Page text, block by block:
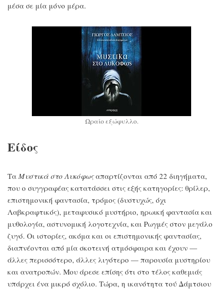
μέσα σε μία μόνο μέρα.
Ωραίο εξώφυλλο.
Είδος
Τα Μυστικά στο Λυκόφωςαπαρτίζονται από 22 διηγήματα,
που ο συγγραφέας κατατάσσει στις εξής κατηγορίες: θρίλερ,
επιστημονική φαντασία, τρόμος (δυστυχώς, όχι
Λαβκραφτικός), μεταφυσικό μυστήριο, ηρωική φαντασία και
μυθολογία, αστυνομική λογοτεχνία, και Ρωγμές στον μεγάλο
ζυγό. Οι ιστορίες, ακόμα και οι επιστημονικής φαντασίας,
διαπνέονται από μία σκοτεινή ατμόσφαιρα και έχουν —
άλλες περισσότερο, άλλες λιγότερο — παρουσία μυστηρίου
και ανατροπών. Μου άρεσε επίσης ότι στο τέλος καθεμιάς
υπάρχει ένα μικρό σχόλιο. Τώρα, η ικανότητα τού Δάμτσιου